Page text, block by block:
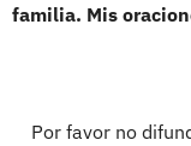
familia. Mis
Por favor no